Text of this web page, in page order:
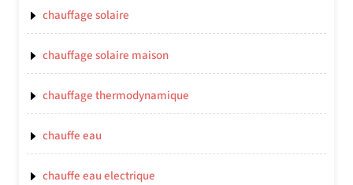
chauffage solaire
chauffage solaire maison
chauffage thermodynamique
chauffe eau
chauffe eau electrique